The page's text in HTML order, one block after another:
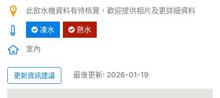
此飲水機資料有待核實，歡迎提供相片及更詳細資料
凍水 熱水
室內
更新資訊建議 最後更新: 2026-01-19